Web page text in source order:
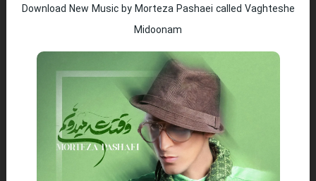
Download New Music by Morteza Pashaei called Vaghteshe
Midoonam